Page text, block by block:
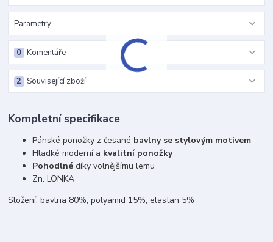
Parametry
Komentáře
0
Související zboží
2
Kompletní specifikace
Pánské ponožky z česané bavlny se stylovým motivem
Hladké moderní a kvalitní ponožky
Pohodlné díky volnějšímu lemu
Zn. LONKA
Složení: bavlna 80%, polyamid 15%, elastan 5%